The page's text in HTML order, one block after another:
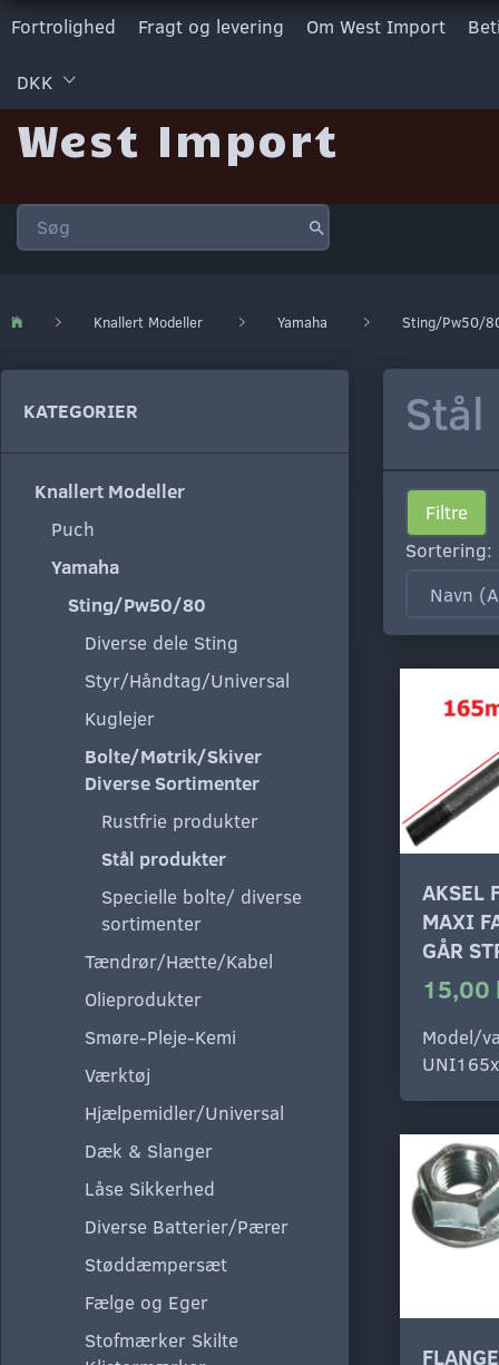
Fortrolighed Fragt og levering Om West Import
DKK
West Import
Knallert Modeller Yamaha Sting/Pw50/
KATEGORIER
Knallert Modeller
Puch
Yamaha
Sting/Pw50/80
Diverse dele Sting
Styr/Håndtag/Universal
Kuglejer
Bolte/Møtrik/Skiver
Diverse Sortimenter
Rustfrie produkter
Stål produkter
Specielle bolte/ diverse
sortimenter
Tændrør/Hætte/Kabel
Olieprodukter
Smøre-Pleje-Kemi
Værktøj
Hjælpemidler/Universal
Dæk & Slanger
Låse Sikkerhed
Diverse Batterier/Pærer
Støddæmpersæt
Fælge og Eger
Stofmærker Skilte
Filtre
Sortering:
AKSEL
MAXI
GÅR
15,00
Model/
UNI165x